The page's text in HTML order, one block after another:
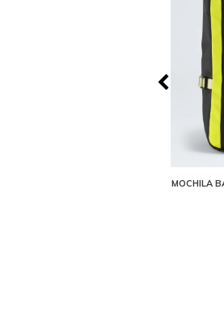
MOCHILA